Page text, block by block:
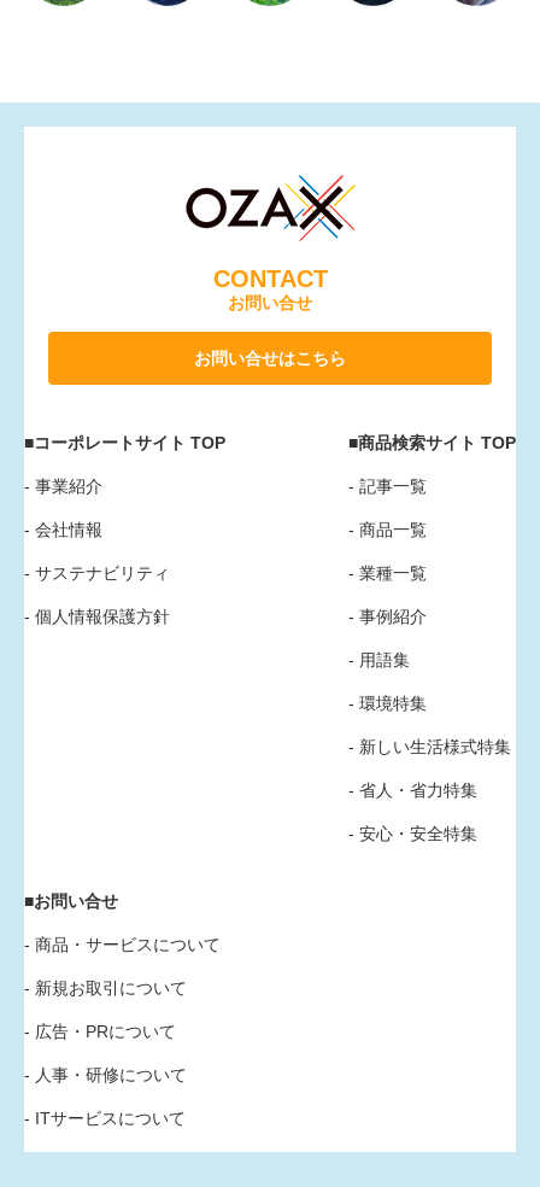
■コーポレートサイト TOP
- 事業紹介
- 会社情報
- サステナビリティ
- 個人情報保護方針
■商品検索サイト TOP
- 記事一覧
- 商品一覧
- 業種一覧
- 事例紹介
- 用語集
- 環境特集
- 新しい生活様式特集
- 省人・省力特集
- 安心・安全特集
■お問い合せ
- 商品・サービスについて
- 新規お取引について
- 広告・PRについて
- 人事・研修について
- ITサービスについて
CONTACT
お問い合せ
お問い合せはこちら